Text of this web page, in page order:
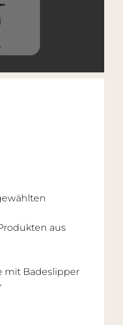
aus
mit Badeslipper